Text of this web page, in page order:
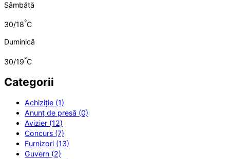
Sâmbătă
30/18°C
Duminică
30/19°C
Categorii
Achiziție (1)
Anunț de presă (0)
Avizier (12)
Concurs (7)
Furnizori (13)
Guvern (2)